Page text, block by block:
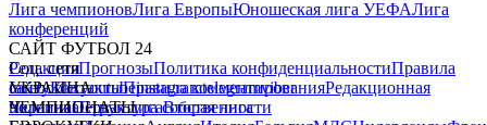
Лига чемпионовЛига ЕвропыЮношеская лига УЕФАЛига
конференций
САЙТ ФУТБОЛ 24
РедакцияПрогнозыПолитика конфиденциальностиПравила
сайтуКонтактыПравила комментированияРедакционная
политикаСтруктура собственности
Соц. сети
facebookxyoutubeinstagramtelegramviber
УКРАИНА
УкраинаПервая лигаВторая лига
ЧЕМПИОНАТЫ